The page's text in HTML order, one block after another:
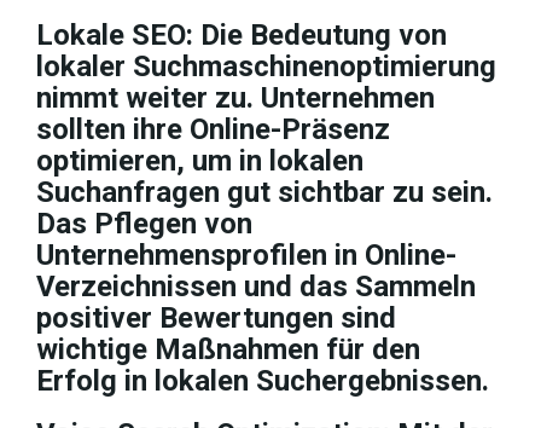
Lokale SEO: Die Bedeutung von
lokaler Suchmaschinenoptimierung
nimmt weiter zu. Unternehmen
sollten ihre Online-Präsenz
optimieren, um in lokalen
Suchanfragen gut sichtbar zu sein.
Das Pflegen von
Unternehmensprofilen in Online-
Verzeichnissen und das Sammeln
positiver Bewertungen sind
wichtige Maßnahmen für den
Erfolg in lokalen Suchergebnissen.